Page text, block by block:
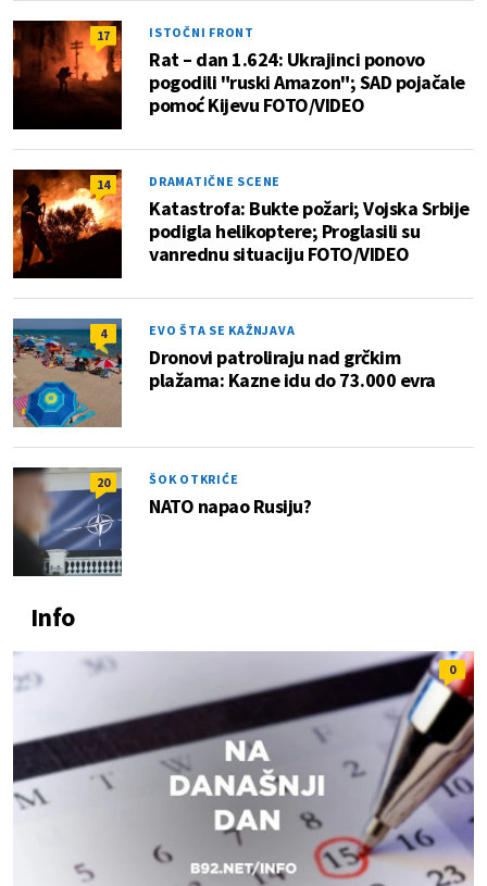
17 ISTOČNI FRONT
Rat – dan 1.624: Ukrajinci ponovo
pogodili "ruski Amazon"; SAD pojačale
pomoć Kijevu FOTO/VIDEO
14 DRAMATIČNE SCENE
Katastrofa: Bukte požari; Vojska Srbije
podigla helikoptere; Proglasili su
vanrednu situaciju FOTO/VIDEO
4 EVO ŠTA SE KAŽNJAVA
Dronovi patroliraju nad grčkim
plažama: Kazne idu do 73.000 evra
20 ŠOK OTKRIĆE
NATO napao Rusiju?
Info
0